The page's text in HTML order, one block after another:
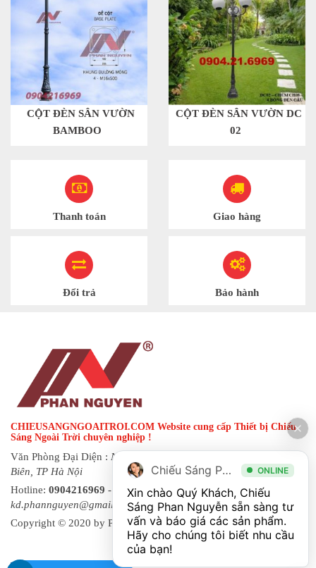
CỘT ĐÈN SÂN VƯỜN
BAMBOO
CỘT ĐÈN SÂN VƯỜN DC
02
Thanh toán Giao hàng
Đổi trả Bảo hành
CHIEUSANGNGOAITROI.COM Website cung cấp Thiết bị Chiếu
Sáng Ngoài Trời chuyên nghiệp !
Văn Phòng Đại Diện : Ngõ 144 đường Hạ Trại, phường Long
Biên, TP Hà Nội
Hotline: 0904216969 - Fax:0243 873 8822| Email:
kd.phannguyen@gmail.com
Copyright © 2020 by Phan Nguyen. All rights reserved.
Chiếu Sáng Phan Nguyễn ONLINE
Xin chào Quý Khách, Chiếu
Sáng Phan Nguyễn sẵn sàng tư
vấn và báo giá các sản phẩm.
Hãy cho chúng tôi biết nhu cầu